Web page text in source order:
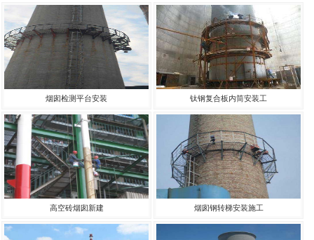
烟囱检测平台安装 钛钢复合板内筒安装工
高空砖烟囱新建 烟囱钢转梯安装施工